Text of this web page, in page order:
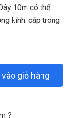
10m có thể
kính: cáp trong
giỏ hàng
?